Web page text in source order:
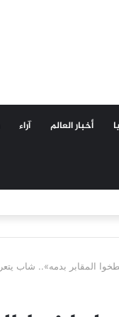
أخبار العالم آراء
المقابر بدمه».. شاب